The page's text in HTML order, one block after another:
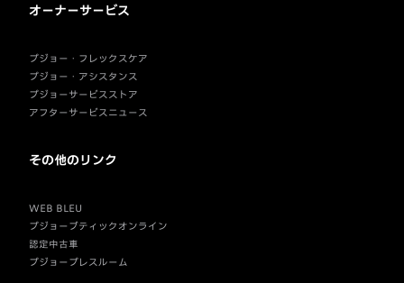
オーナーサービス
プジョー・フレックスケア
プジョー・アシスタンス
プジョーサービスストア
アフターサービスニュース
その他のリンク
WEB BLEU
プジョーブティックオンライン
認定中古車
プジョープレスルーム